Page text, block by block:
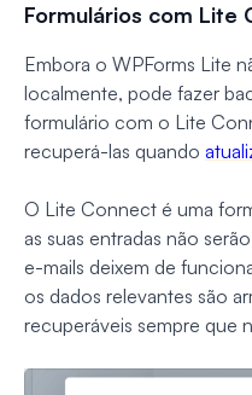
Formulários com Lite
Embora o WPForms Lite
localmente, pode fazer
formulário com o Lite
recuperá-las quando
O Lite Connect é uma
as suas entradas não
e-mails deixem de
os dados relevantes são
recuperáveis sempre que